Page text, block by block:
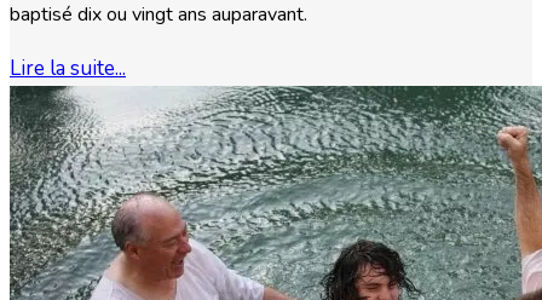
baptisé dix ou vingt ans auparavant.
Lire la suite...